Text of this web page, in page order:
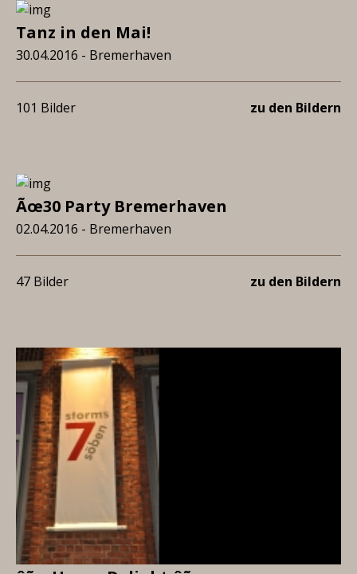
Tanz in den Mai!
30.04.2016 - Bremerhaven
101 Bilder zu den Bildern
Ãœ30 Party Bremerhaven
02.04.2016 - Bremerhaven
47 Bilder zu den Bildern